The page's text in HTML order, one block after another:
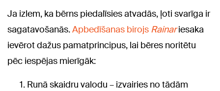
Ja izlem, ka bērns piedalīsies atvadās, ļoti svarīga ir
sagatavošanās.Apbedīšanas birojs Rainariesaka
ievērot dažus pamatprincipus, lai bēres noritētu
pēc iespējas mierīgāk:
Runā skaidru valodu – izvairies no tādām